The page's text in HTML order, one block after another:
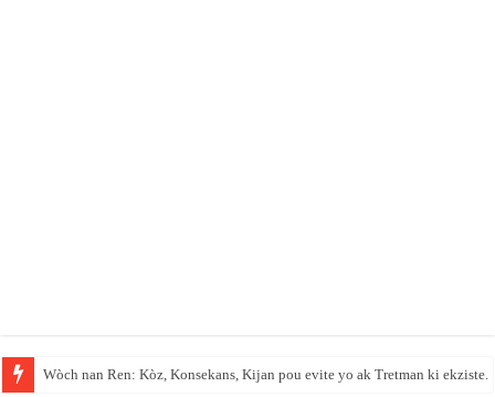
Wòch nan Ren: Kòz, Konsekans, Kijan pou evite yo ak Tretman ki ekziste.